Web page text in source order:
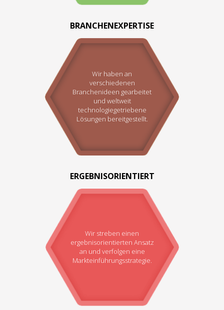
BRANCHENEXPERTISE
Wir haben an
verschiedenen
Branchenideen gearbeitet
und weltweit
technologiegetriebene
Lösungen bereitgestellt.
ERGEBNISORIENTIERT
Wir streben einen
ergebnisorientierten Ansatz
an und verfolgen eine
Markteinführungsstrategie.